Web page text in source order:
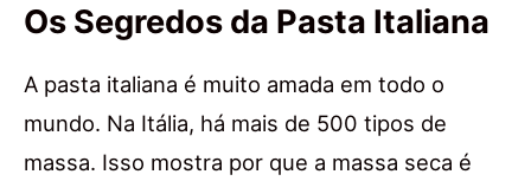
Os Segredos da Pasta Italiana
A pasta italiana é muito amada em todo o
mundo. Na Itália, há mais de 500 tipos de
massa. Isso mostra por que a massa seca é